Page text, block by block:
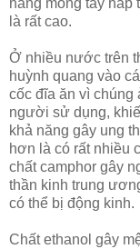
là rất cao.
Ở nhiều nước trên
huỳnh quang vào
cốc đĩa ăn vì
người sử dụng,
khả năng gây ung
hơn là có rất nhiều
chất camphor gây
thần kinh trung
có thể bị động kinh.
Chất ethanol gây